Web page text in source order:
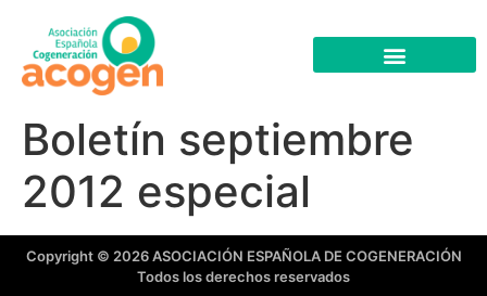
Boletín septiembre
2012 especial
Copyright © 2026 ASOCIACIÓN ESPAÑOLA DE COGENERACIÓN
Todos los derechos reservados